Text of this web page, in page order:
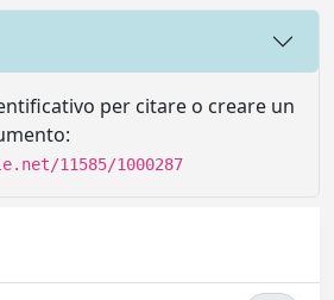
per citare o creare un
11585/1000287